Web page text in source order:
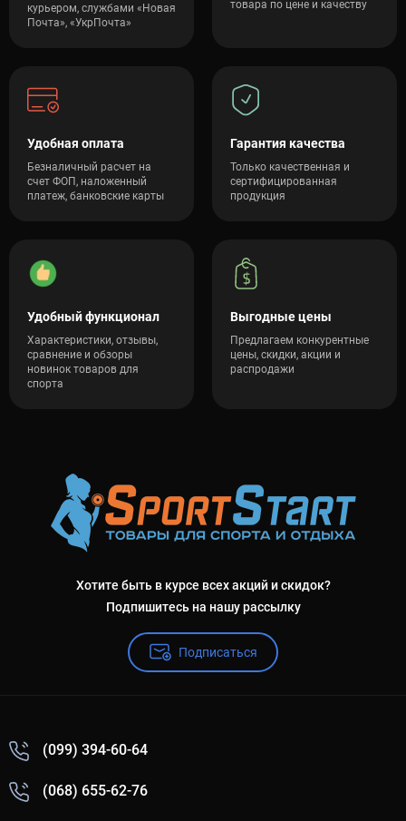
курьером, службами «Новая
Почта», «УкрПочта»
товара по цене и качеству
Удобная оплата
Безналичный расчет на
счет ФОП, наложенный
платеж, банковские карты
Гарантия качества
Только качественная и
сертифицированная
продукция
Удобный функционал
Характеристики, отзывы,
сравнение и обзоры
новинок товаров для
спорта
Выгодные цены
Предлагаем конкурентные
цены, скидки, акции и
распродажи
Хотите быть в курсе всех акций и скидок?
Подпишитесь на нашу рассылку
Подписаться
(099) 394-60-64
(068) 655-62-76